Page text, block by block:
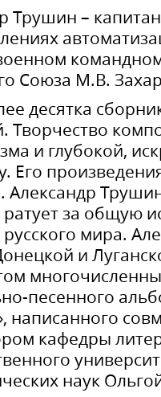
Трушин –
Союза М.В.
десятка
Творчество
и глубокой,
Его
Александр
за общую
мира.
и
песенного
написанного
кафедры
наук